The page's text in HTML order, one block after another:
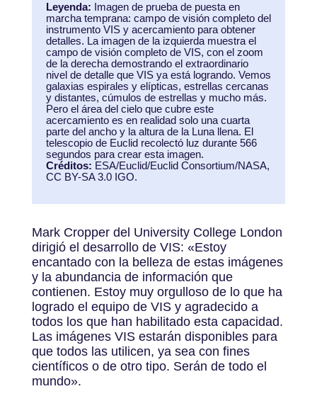
Leyenda: Imagen de prueba de puesta en
marcha temprana: campo de visión completo del
instrumento VIS y acercamiento para obtener
detalles. La imagen de la izquierda muestra el
campo de visión completo de VIS, con el zoom
de la derecha demostrando el extraordinario
nivel de detalle que VIS ya está logrando. Vemos
galaxias espirales y elípticas, estrellas cercanas
y distantes, cúmulos de estrellas y mucho más.
Pero el área del cielo que cubre este
acercamiento es en realidad solo una cuarta
parte del ancho y la altura de la Luna llena. El
telescopio de Euclid recolectó luz durante 566
segundos para crear esta imagen.
Créditos: ESA/Euclid/Euclid Consortium/NASA,
CC BY-SA 3.0 IGO.
Mark Cropper del University College London
dirigió el desarrollo de VIS: «Estoy
encantado con la belleza de estas imágenes
y la abundancia de información que
contienen. Estoy muy orgulloso de lo que ha
logrado el equipo de VIS y agradecido a
todos los que han habilitado esta capacidad.
Las imágenes VIS estarán disponibles para
que todos las utilicen, ya sea con fines
científicos o de otro tipo. Serán de todo el
mundo».